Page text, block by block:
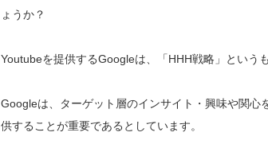
ょうか？
Youtubeを提供するGoogleは、「HHH戦略」という
Googleは、ターゲット層のインサイト・興味や関
供することが重要であるとしています。